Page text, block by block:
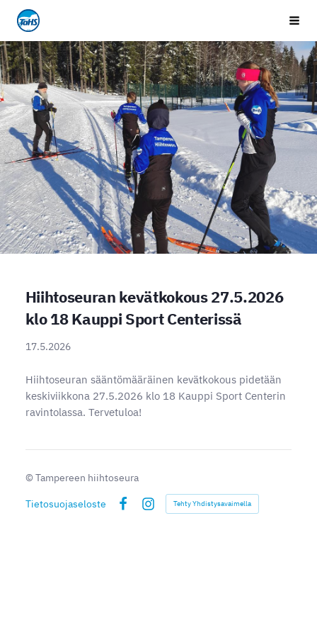
Siirry
sivun
sisältöön
Tampereen Hiihtoseura
Hiihtoseuran kevätkokous 27.5.2026
klo 18 Kauppi Sport Centerissä
17.5.2026
Hiihtoseuran sääntömääräinen kevätkokous pidetään
keskiviikkona 27.5.2026 klo 18 Kauppi Sport Centerin
ravintolassa. Tervetuloa!
© Tampereen hiihtoseura
Tietosuojaseloste
Instagram
Tehty Yhdistysavaimella